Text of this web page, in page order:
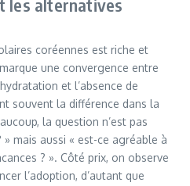
les alternatives
coréennes est riche et
une convergence entre
et l’absence de
souvent la différence dans la
la question n’est pas
mais aussi « est-ce agréable à
? ». Côté prix, on observe
l’adoption, d’autant que